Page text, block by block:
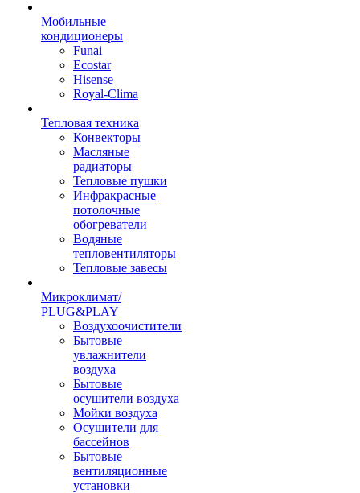
Мобильные
кондиционеры
Funai
Ecostar
Hisense
Royal-Clima
Тепловая техника
Конвекторы
Масляные
радиаторы
Тепловые пушки
Инфракрасные
потолочные
обогреватели
Водяные
тепловентиляторы
Тепловые завесы
Микроклимат/
PLUG&PLAY
Воздухоочистители
Бытовые
увлажнители
воздуха
Бытовые
осушители воздуха
Мойки воздуха
Осушители для
бассейнов
Бытовые
вентиляционные
установки